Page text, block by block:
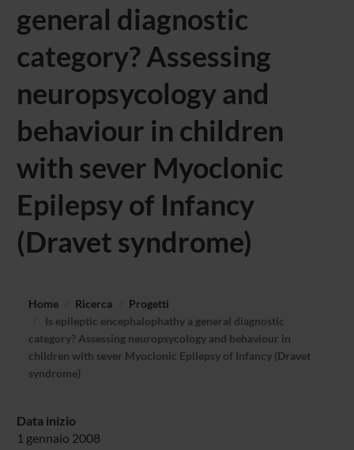
general diagnostic
category? Assessing
neuropsycology and
behaviour in children
with sever Myoclonic
Epilepsy of Infancy
(Dravet syndrome)
Home Ricerca
Progetti
Is epileptic encephalophathy a general diagnostic
category? Assessing neuropsycology and behaviour in
children with sever Myoclonic Epilepsy of Infancy (Dravet
syndrome)
Data inizio
1 gennaio 2008